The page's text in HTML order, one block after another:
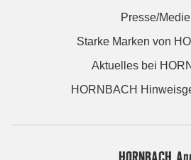
Presse/
Starke Marken von
Aktuelles bei
HORNBACH